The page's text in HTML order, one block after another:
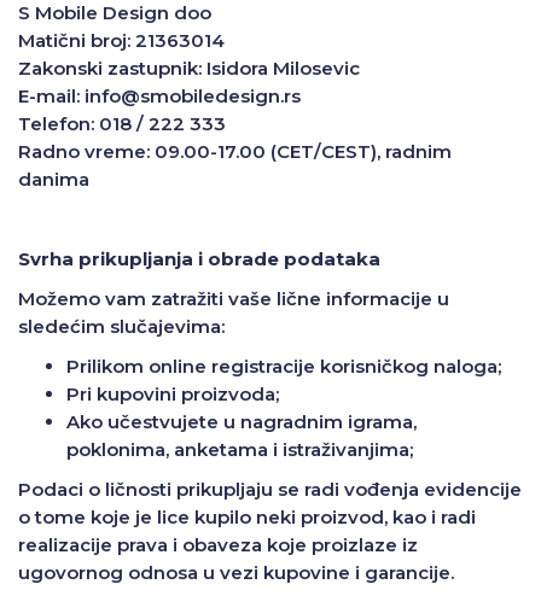
S Mobile Design doo
Matični broj: 21363014
Zakonski zastupnik: Isidora Milosevic
E-mail: info@smobiledesign.rs
Telefon: 018 / 222 333
Radno vreme: 09.00-17.00 (CET/CEST), radnim
danima
Svrha prikupljanja i obrade podataka
Možemo vam zatražiti vaše lične informacije u
sledećim slučajevima:
Prilikom online registracije korisničkog naloga;
Pri kupovini proizvoda;
Ako učestvujete u nagradnim igrama,
poklonima, anketama i istraživanjima;
Podaci o ličnosti prikupljaju se radi vođenja evidencije
o tome koje je lice kupilo neki proizvod, kao i radi
realizacije prava i obaveza koje proizlaze iz
ugovornog odnosa u vezi kupovine i garancije.